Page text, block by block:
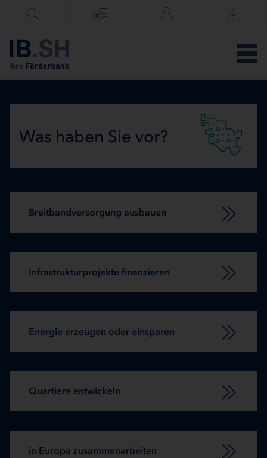
Menü überspringen
Was haben Sie vor?
Breitbandversorgung ausbauen
Infrastrukturprojekte finanzieren
Energie erzeugen oder einsparen
Quartiere entwickeln
in Europa zusammenarbeiten